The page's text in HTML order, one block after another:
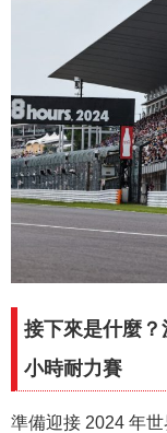
接下來是什麼
小時耐力賽
準備迎接 2024 年